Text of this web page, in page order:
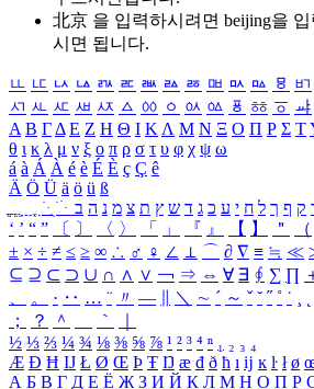
北京 을 입력하시려면 beijing을 입
시면 됩니다.
ㅥ ㅦ ㅧ ㅨ ㅩ ㅪ ㅫ ㅬ ㅭ ㅮ ㅯ ㅰ ㅱ ㅲ
ㅺ ㅻ ㅼ ㅽ ㅾ ㅿ ㆀ ㆁ ㆂ ㆃ ㆄ ㆅ ㆆ ㆇ
Α Β ΓΔ Ε Ζ Η Θ Ι ΚΛ Μ Ν Ξ Ο Π Ρ Σ Τ
θ ι κ λ μ ν ξ ο π ρ σ τ υ φ χ ψ ω
á à Á À é è É È ç Ç ê
Ä Ö Ü ä ö ü ß
ִֶֹ ֻּ ׁׂ ק ף ך ל ח י ע כ ג ד ש ץ ת צ מ נ ה ב
‘ ’ “ ” 〔 〕 〈 〉 「 」 『 』 【 】 ＂ （
± × ÷ ≠ ≤ ≥ ∞ ∴ ♂ ♀ ∠ ⊥ ⌒ ∂ ∇ ≡ ≒ ≪
⊆ ⊇ ⊂ ⊃ ∪ ∩ ∧ ∨ ￢ ⇒ ⇔ ∀ ∃ ∮ ∑ ∏
、
。 · ‥ … ¨ 〃 ― ＼ ∼ ´ ～ ˇ ˘ ˝ ˚ ˙ ¸
；
？ ＾ ｀
½ ⅓ ⅔ ¼ ¾ ⅛ ⅜ ⅝ ⅞ ¹ ² ³ ⁴ ⁿ ₁ ₂ ₃ ₄
Æ Ð Ħ Ĳ Ł Ø Œ Þ Ŧ Ŋ æ đ ð ħ ı ĳ ĸ ŀ ł ø
А Б В Г Д Е Ё Ж З И Й К Л М Н О П Р